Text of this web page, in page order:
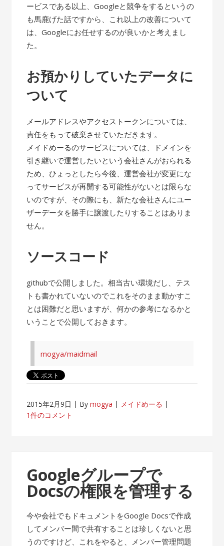
ービスである以上、Googleと競争をするというの
も馬鹿げた話ですから、これ以上の改善について
は、Googleにお任せするのが良いかと考えまし
た。
お預かりしていたデータに
ついて
メールアドレスやアクセストークンについては、
責任をもって破棄させていただきます。
メイドめーるのサービスについては、ドメインを
引き継いで運営したいという会社さんがおられる
ため、ひょっとしたら今後、運営会社が変更にな
ってサービスが再開する可能性がないとは限らな
いのですが、その際にも、新たな会社さんにユー
ザーデータを勝手に譲渡したりすることはありま
せん。
ソースコード
githubで公開しました。相当古い環境だし、テス
トも書かれていないのでこれをそのまま動かすこ
とは困難だと思いますが、何かの参考になるかと
いうことで公開しておきます。
mogya/maidmail
2015年2月9日 Bymogya
メイドめーる
1件のコメント
Googleグループで
Docsの権限を管理する
今や会社でもドキュメントをGoogle Docsで作成
してメンバー間で共有することは珍しくないと思
うのですけど、これをやると、メンバー管理問題